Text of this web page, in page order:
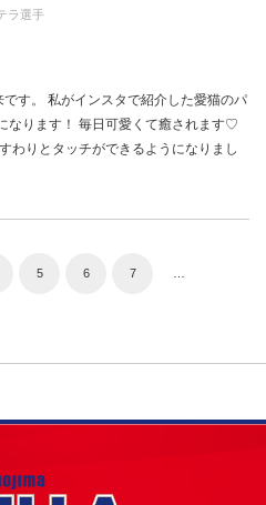
ラ選手
す。 私がインスタで紹介した愛猫のパ
なります！ 毎日可愛くて癒されます♡
わりとタッチができるようになりまし
5 6 7